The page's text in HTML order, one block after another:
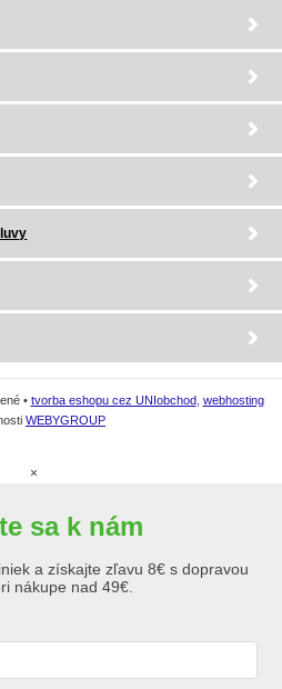
• tvorba eshopu cez UNIobchod, webhosting
WEBYGROUP
×
sa k nám
a získajte zľavu 8€ s dopravou
nákupe nad 49€.